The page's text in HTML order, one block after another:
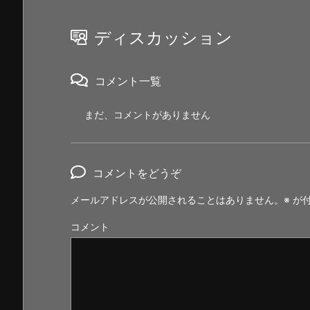
ディスカッション
コメント一覧
まだ、コメントがありません
コメントをどうぞ
メールアドレスが公開されることはありません。 ※ が
コメント